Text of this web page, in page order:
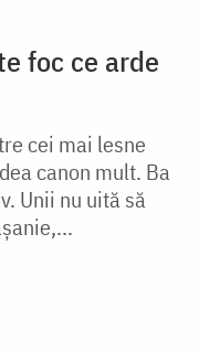
foc ce arde
cei mai lesne
canon mult. Ba
Unii nu uită să